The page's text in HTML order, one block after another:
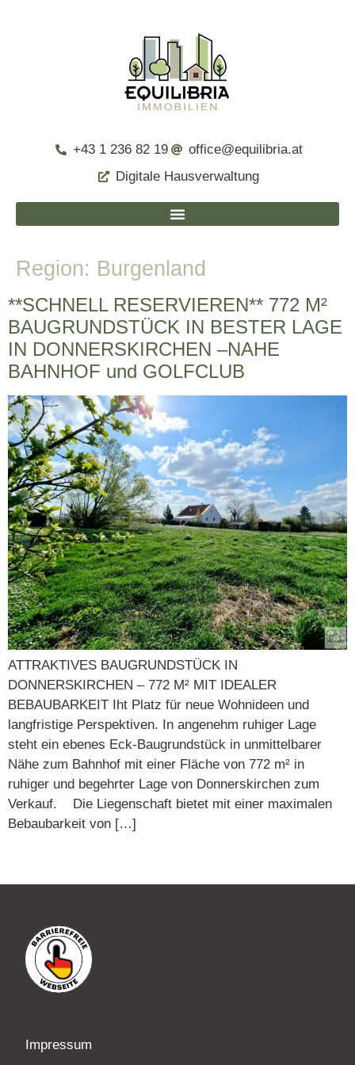
+43 1 236 82 19
office@equilibria.at
Digitale Hausverwaltung
Region: Burgenland
**SCHNELL RESERVIEREN** 772 M²
BAUGRUNDSTÜCK IN BESTER LAGE
IN DONNERSKIRCHEN –NAHE
BAHNHOF und GOLFCLUB
ATTRAKTIVES BAUGRUNDSTÜCK IN
DONNERSKIRCHEN – 772 M² MIT IDEALER
BEBAUBARKEIT Iht Platz für neue Wohnideen und
langfristige Perspektiven. In angenehm ruhiger Lage
steht ein ebenes Eck-Baugrundstück in unmittelbarer
Nähe zum Bahnhof mit einer Fläche von 772 m² in
ruhiger und begehrter Lage von Donnerskirchen zum
Verkauf. Die Liegenschaft bietet mit einer maximalen
Bebaubarkeit von […]
Impressum